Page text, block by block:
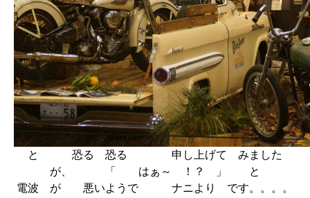
と 恐る 恐る 申し上げて みました
が、 「 はぁ～ ！？ 」 と
電波 が 悪いようで ナニより です。。。。